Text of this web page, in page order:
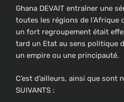
Ghana DEVAIT entraîner une
toutes les régions de l’Afrique
un fort regroupement était
tard un Etat au sens politique
un empire ou une principauté.
C’est d’ailleurs, ainsi que sont
SUIVANTS :